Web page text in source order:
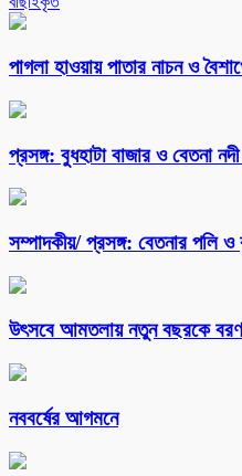
পাগলা হাওয়ায় পাতার নাচন ও
প্রসঙ্গ: বুধহাটা বাজার ও বেতনা
সম্পাদকীয়/ প্রসঙ্গ: বেতনার পলি
উৎসবে আমতলায় নতুন বছরকে বরণ:
নববর্ষের আগমনে